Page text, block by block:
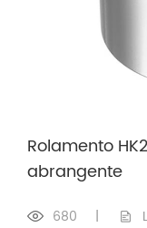
Rolamento
abrangente
680 |